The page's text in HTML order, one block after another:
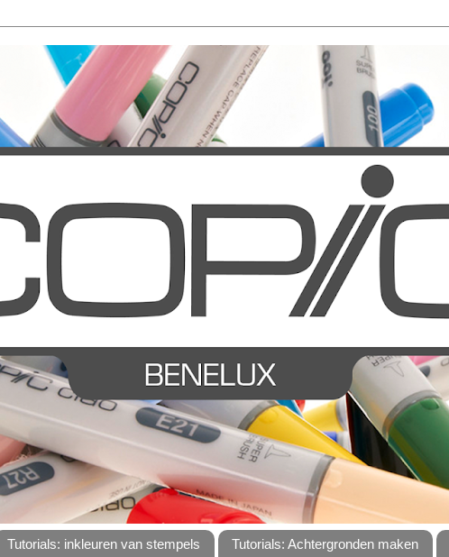
Tutorials: inkleuren van stempels Tutorials: Achtergronden maken